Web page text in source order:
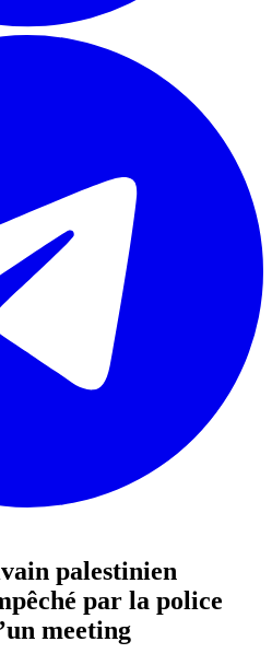
palestinien
par la police
meeting